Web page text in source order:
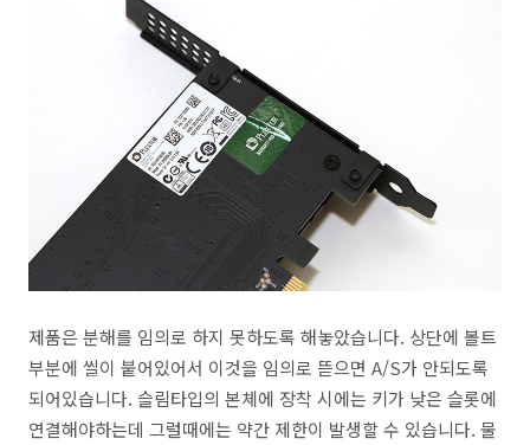
제품은 분해를 임의로 하지 못하도록 해놓았습니다. 상단에 볼트
부분에 씰이 붙어있어서 이것을 임의로 뜯으면 A/S가 안되도록
되어있습니다. 슬림타입의 본체에 장착 시에는 키가 낮은 슬롯에
연결해야하는데 그럴때에는 약간 제한이 발생할 수 있습니다. 물